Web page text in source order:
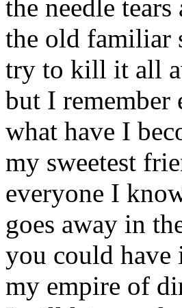
the needle tears
the old familiar
try to kill it all
but I remember
what have I
my sweetest
everyone I
goes away in
you could have
my empire of